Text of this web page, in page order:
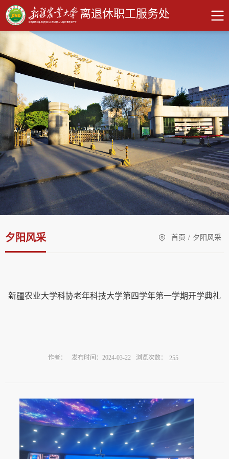
离退休职工服务处
夕阳风采 首页 / 夕阳风采
新疆农业大学科协老年科技大学第四学年第一学期开学典礼
作者： 发布时间：2024-03-22 浏览次数： 255